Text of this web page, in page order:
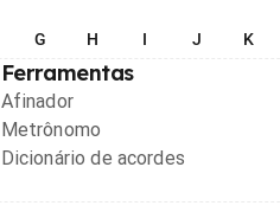
G H I J K
Ferramentas
Afinador
Metrônomo
Dicionário de acordes